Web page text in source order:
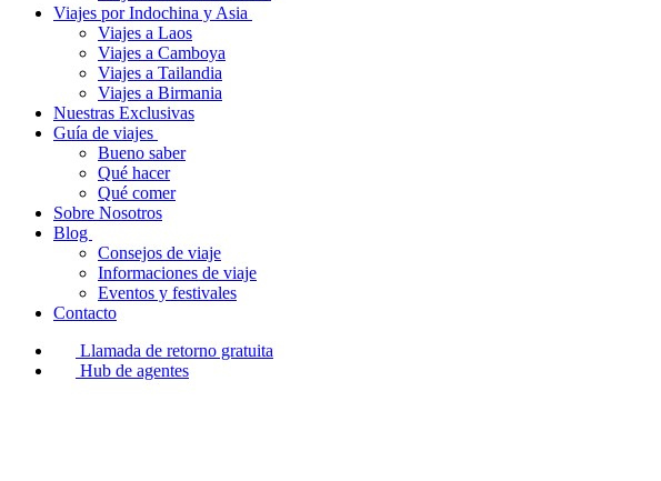
Viajes por Indochina y Asia
Viajes a Laos
Viajes a Camboya
Viajes a Tailandia
Viajes a Birmania
Nuestras Exclusivas
Guía de viajes
Bueno saber
Qué hacer
Qué comer
Sobre Nosotros
Blog
Consejos de viaje
Informaciones de viaje
Eventos y festivales
Contacto
Llamada de retorno gratuita
Hub de agentes